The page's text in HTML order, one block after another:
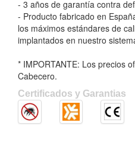
- 3 años de garantía contra
- Producto fabricado en
los máximos estándares de
implantados en nuestro
* IMPORTANTE: Los precios
Cabecero.
Certificados y Garantias